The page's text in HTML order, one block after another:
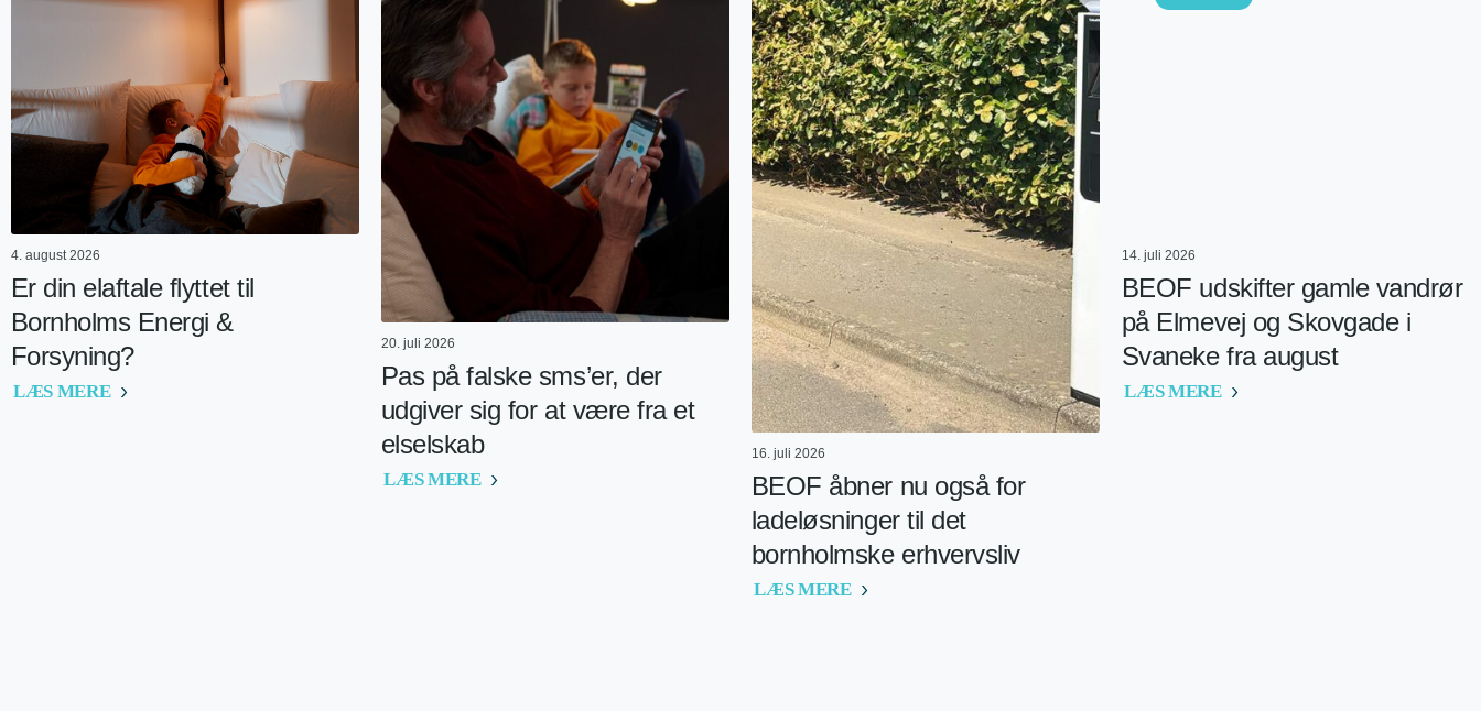
4. august 2026
Er din elaftale flyttet til
Bornholms Energi &
Forsyning?
LÆS MERE
20. juli 2026
Pas på falske sms’er, der
udgiver sig for at være fra et
elselskab
LÆS MERE
16. juli 2026
BEOF åbner nu også for
ladeløsninger til det
bornholmske erhvervsliv
LÆS MERE
14. juli 2026
BEOF udskifter gamle vandrør
på Elmevej og Skovgade i
Svaneke fra august
LÆS MERE